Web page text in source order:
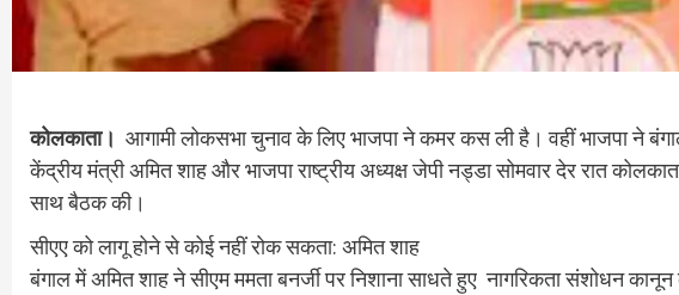
कोलकाता। आगामी लोकसभा चुनाव के लिए भाजपा ने कमर कस ली है। वहीं भाजपा ने
केंद्रीय मंत्री अमित शाह और भाजपा राष्ट्रीय अध्यक्ष जेपी नड्डा सोमवार देर रात
साथ बैठक की।
सीएए को लागू होने से कोई नहीं रोक सकता: अमित शाह
बंगाल में अमित शाह ने सीएम ममता बनर्जी पर निशाना साधते हुए नागरिकता संशोधन